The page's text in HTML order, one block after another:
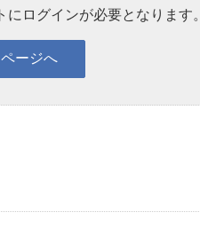
にログインが必要となります